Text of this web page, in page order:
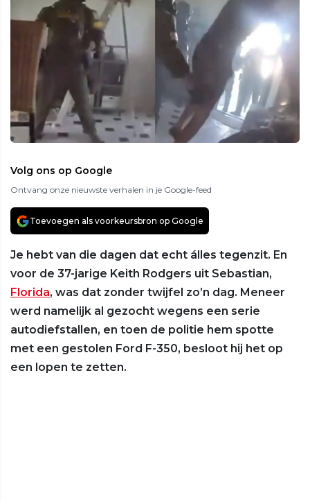
Volg ons op Google
Ontvang onze nieuwste verhalen in je Google-feed
Toevoegen als voorkeursbron op Google
Je hebt van die dagen dat echt álles tegenzit. En
voor de 37-jarige Keith Rodgers uit Sebastian,
Florida, was dat zonder twijfel zo’n dag. Meneer
werd namelijk al gezocht wegens een serie
autodiefstallen, en toen de politie hem spotte
met een gestolen Ford F-350, besloot hij het op
een lopen te zetten.